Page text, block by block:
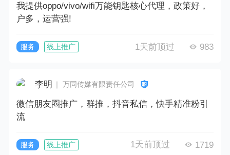
我提供oppo/vivo/wifi万能钥匙核心代理，政策好，
户多，运营强!
服务 线上推广 1天前顶过 983
李明 ｜ 万同传媒有限责任公司
微信朋友圈推广，群推，抖音私信，快手精准粉引
流
服务 线上推广 1天前顶过 1719